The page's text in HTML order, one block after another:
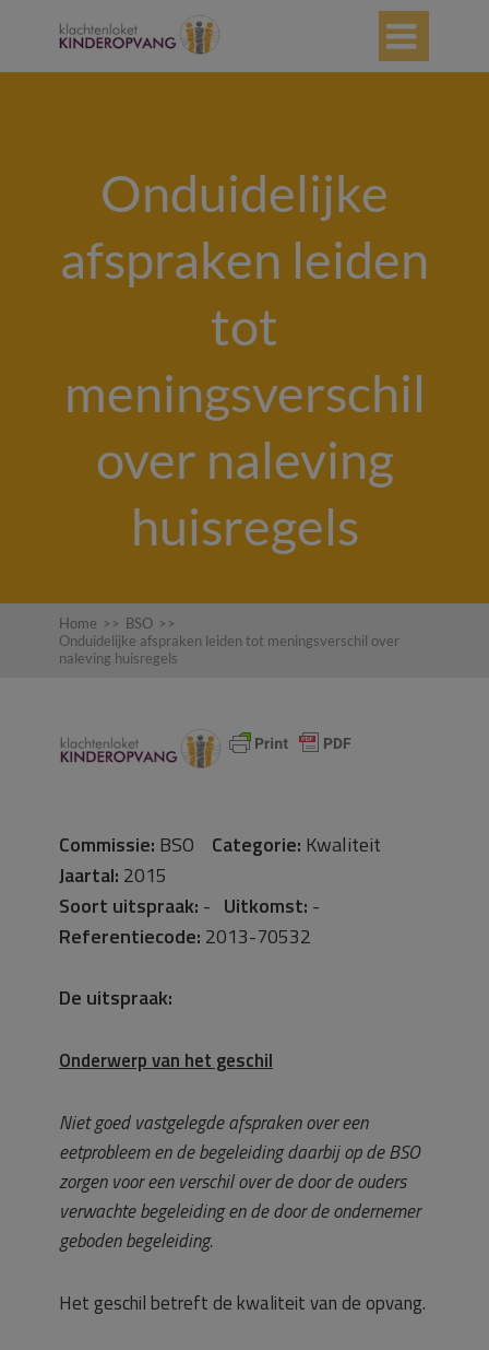

Onduidelijke
afspraken leiden
tot
meningsverschil
over naleving
huisregels
Home >> BSO >>
Onduidelijke afspraken leiden tot meningsverschil over
naleving huisregels
Commissie: BSO Categorie: Kwaliteit
Jaartal: 2015
Soort uitspraak: - Uitkomst: -
Referentiecode: 2013-70532
De uitspraak:
Onderwerp van het geschil
Niet goed vastgelegde afspraken over een
eetprobleem en de begeleiding daarbij op de BSO
zorgen voor een verschil over de door de ouders
verwachte begeleiding en de door de ondernemer
geboden begeleiding.
Het geschil betreft de kwaliteit van de opvang.